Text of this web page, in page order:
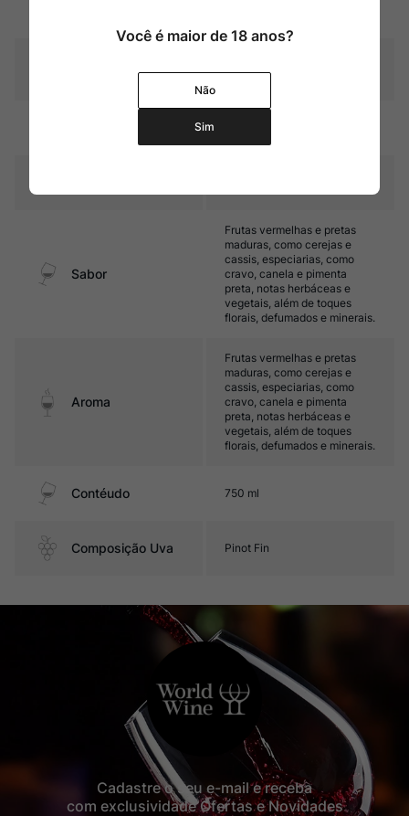
13,5%
Sabor
Frutas vermelhas e pretas
maduras, como cerejas e
cassis, especiarias, como
cravo, canela e pimenta
preta, notas herbáceas e
vegetais, além de toques
florais, defumados e minerais.
Aroma
Frutas vermelhas e pretas
maduras, como cerejas e
cassis, especiarias, como
cravo, canela e pimenta
preta, notas herbáceas e
vegetais, além de toques
florais, defumados e minerais.
Contéudo 750 ml
Composição Uva Pinot Fin
Cadastre o seu e-mail e receba
com exclusividade Ofertas e Novidades
Você é maior de 18 anos?
Não
Sim